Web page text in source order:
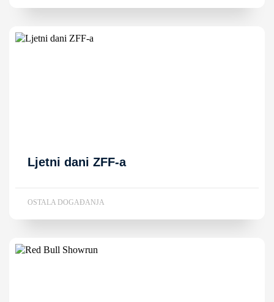
Ljetni dani ZFF-a
OSTALA DOGAĐANJA